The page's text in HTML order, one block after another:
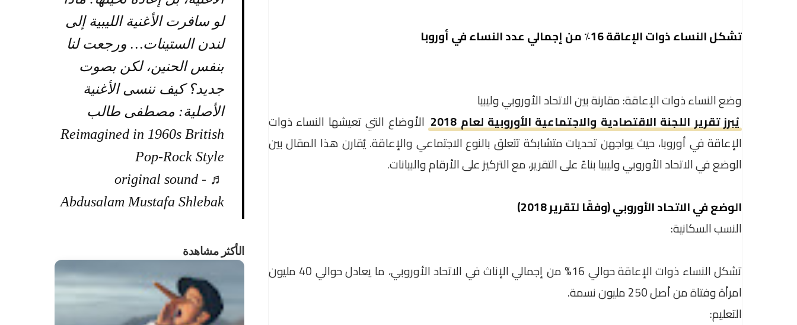
تشكل النساء ذوات الإعاقة 16٪ من إجمالي عدد النساء في أوروبا
وضع النساء ذوات الإعاقة: مقارنة بين الاتحاد الأوروبي وليبيا
يُبرز تقرير اللجنة الاقتصادية والاجتماعية الأوروبية لعام 2018
الأوضاع التي تعيشها النساء ذوات
الإعاقة في أوروبا، حيث يواجهن تحديات متشابكة تتعلق بالنوع الاجتماعي والإعاقة. يُقارن هذا المقال بين
الوضع في الاتحاد الأوروبي وليبيا بناءً على التقرير، مع التركيز على الأرقام والبيانات.
الوضع في الاتحاد الأوروبي (وفقًا لتقرير 2018)
النسب السكانية:
تشكل النساء ذوات الإعاقة حوالي 16% من إجمالي الإناث في الاتحاد الأوروبي، ما يعادل حوالي 40 مليون
امرأة وفتاة من أصل 250 مليون نسمة.
التعليم:
لو سافرت الأغنية الليبية إلى
لندن الستينات… ورجعت لنا
بنفس الحنين، لكن بصوت
جديد؟ كيف ننسى الأغنية
الأصلية: مصطفى طالب
Reimagined in 1960s British
Pop-Rock Style
♬ original sound -
Abdusalam Mustafa Shlebak
الأكثر مشاهدة